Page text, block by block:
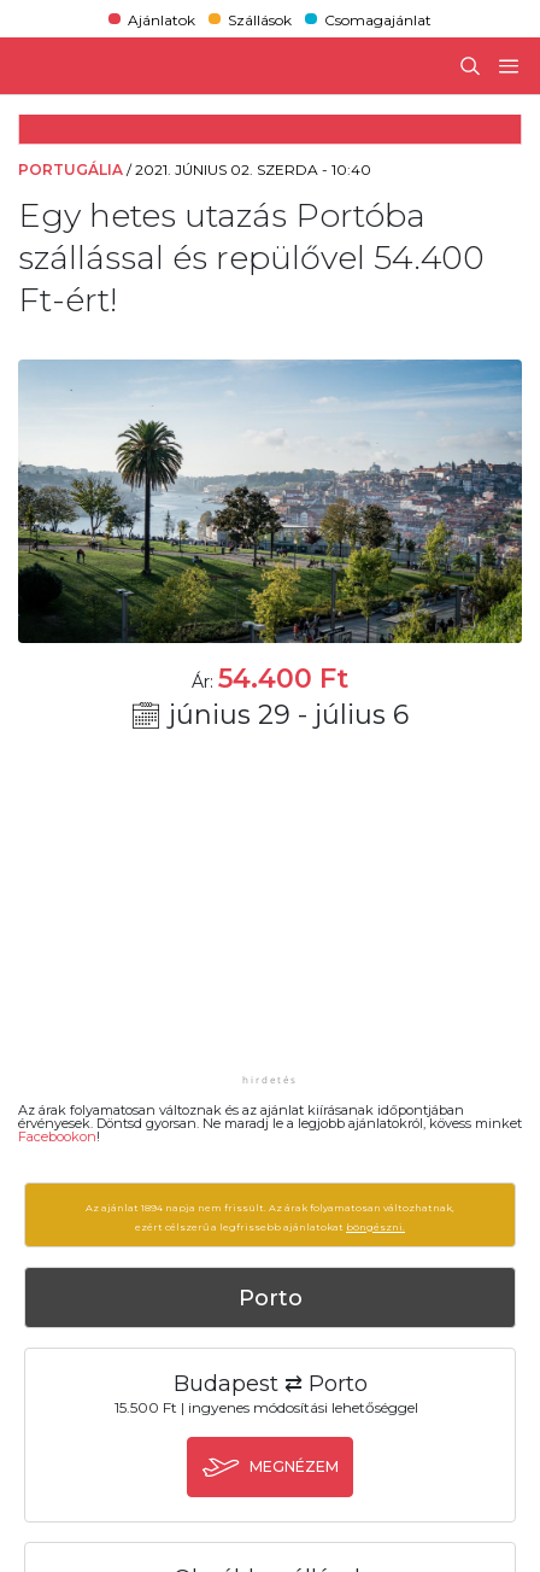
Ajánlatok Szállások Csomagajánlat
PORTUGÁLIA /2021. JÚNIUS 02. SZERDA - 10:40
Egy hetes utazás Portóba
szállással és repülővel 54.400
Ft-ért!
Ár: 54.400 Ft
június 29 - július 6
Az árak folyamatosan változnak és az ajánlat kiírásanak időpontjában
érvényesek. Döntsd gyorsan. Ne maradj le a legjobb ajánlatokról, kövess minket
Facebookon!
Az ajánlat 1894 napja nem frissült. Az árak folyamatosan változhatnak,
ezért célszerű a legfrissebb ajánlatokat böngészni.
Porto
Budapest ⇄ Porto
15.500 Ft | ingyenes módosítási lehetőséggel
MEGNÉZEM